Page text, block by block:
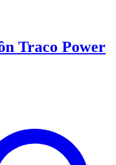
Traco Power